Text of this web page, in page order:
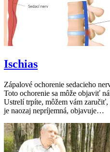
Ischias
Zápalové ochorenie sedacieho
Toto ochorenie sa môže objaviť
Ustrelí trpíte, môžem vám zaručiť,
je naozaj nepríjemná, objavuje…